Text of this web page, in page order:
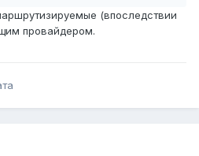
(впоследствии
провайдером.